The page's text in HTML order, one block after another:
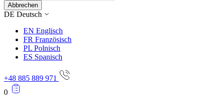
Abbrechen
DE Deutsch
EN Englisch
FR Französisch
PL Polnisch
ES Spanisch
+48 885 889 971
0